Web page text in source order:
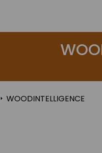
WOODINTELLIGENCE